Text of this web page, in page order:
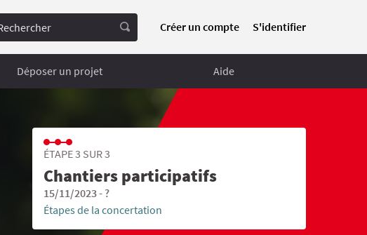
Créer un compte S'identifier
Déposer un projet Aide
ÉTAPE 3 SUR 3
Chantiers participatifs
15/11/2023 - ?
Étapes de la concertation